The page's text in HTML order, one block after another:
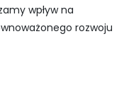
wpływ na
rozwoju